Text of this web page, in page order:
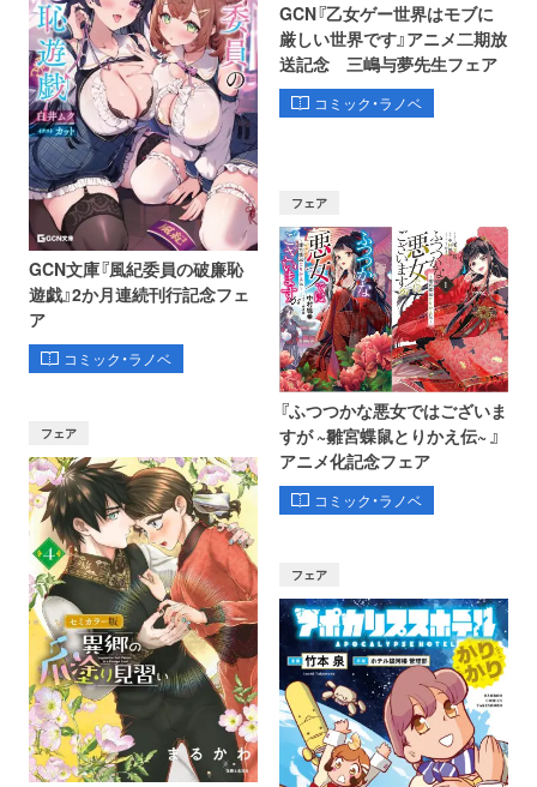
GCN文庫『風紀委員の破廉恥
遊戯』2か月連続刊行記念フェ
ア
コミック・ラノベ
GCN『乙女ゲー世界はモブに
厳しい世界です』アニメ二期放
送記念 三嶋与夢先生フェア
コミック・ラノベ
フェア
フェア
『ふつつかな悪女ではございま
すが ~雛宮蝶鼠とりかえ伝~ 』
アニメ化記念フェア
コミック・ラノベ
フェア